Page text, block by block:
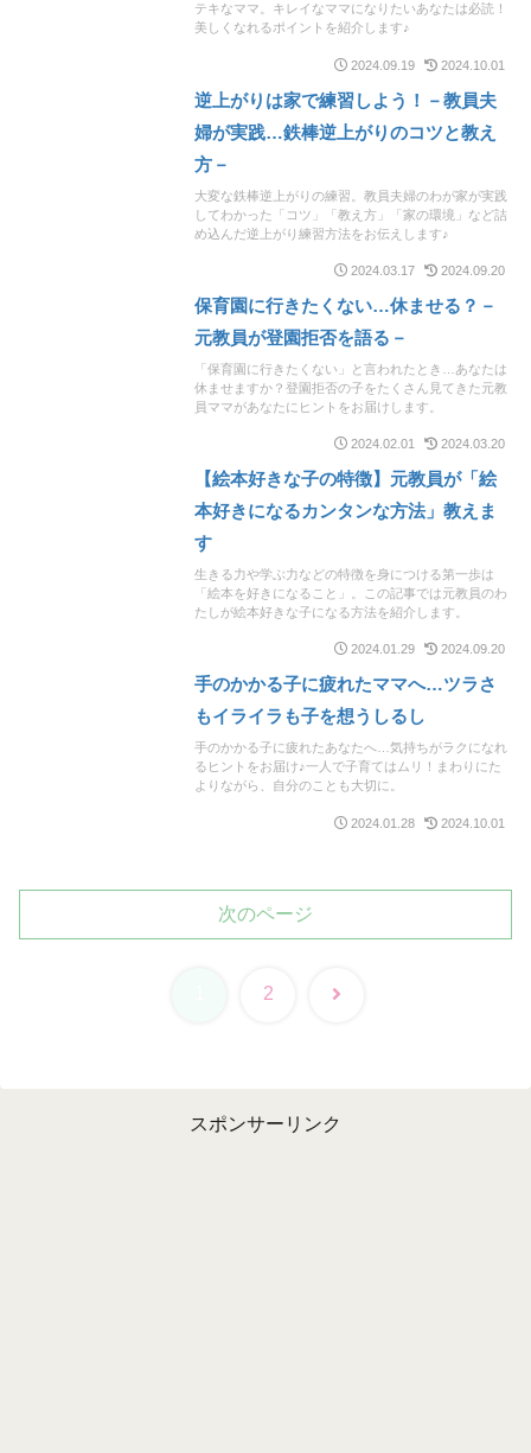
テキなママ。キレイなママになりたいあなたは必読！
美しくなれるポイントを紹介します♪
2024.09.19 2024.10.01
逆上がりは家で練習しよう！－教員夫
婦が実践…鉄棒逆上がりのコツと教え
方－
大変な鉄棒逆上がりの練習。教員夫婦のわが家が実践
してわかった「コツ」「教え方」「家の環境」など詰
め込んだ逆上がり練習方法をお伝えします♪
2024.03.17 2024.09.20
保育園に行きたくない…休ませる？－
元教員が登園拒否を語る－
「保育園に行きたくない」と言われたとき…あなたは
休ませますか？登園拒否の子をたくさん見てきた元教
員ママがあなたにヒントをお届けします。
2024.02.01 2024.03.20
【絵本好きな子の特徴】元教員が「絵
本好きになるカンタンな方法」教えま
す
生きる力や学ぶ力などの特徴を身につける第一歩は
「絵本を好きになること」。この記事では元教員のわ
たしが絵本好きな子になる方法を紹介します。
2024.01.29 2024.09.20
手のかかる子に疲れたママへ…ツラさ
もイライラも子を想うしるし
手のかかる子に疲れたあなたへ…気持ちがラクになれ
るヒントをお届け♪一人で子育てはムリ！まわりにた
よりながら、自分のことも大切に。
2024.01.28 2024.10.01
次のページ
2 次
スポンサーリンク